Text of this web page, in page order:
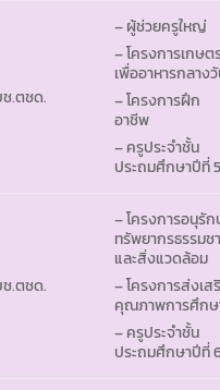
.ตชด.
– ผู้ช่วยครูใหญ่
– โครงการเกษต
เพื่ออาหารกลาง
– โครงการฝึก
อาชีพ
– ครูประจำชั้น
ประถมศึกษาปีที่
.ตชด.
– โครงการอนุรั
ทรัพยากรธรรมช
และสิ่งแวดล้อม
– โครงการส่งเส
คุณภาพการศึก
– ครูประจำชั้น
ประถมศึกษาปีที่